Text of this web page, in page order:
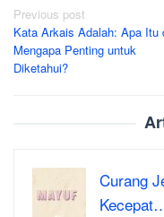
Post
navigation
Previous post
Kata Arkais Adalah: Apa Itu
Mengapa Penting untuk
Diketahui?
Curang